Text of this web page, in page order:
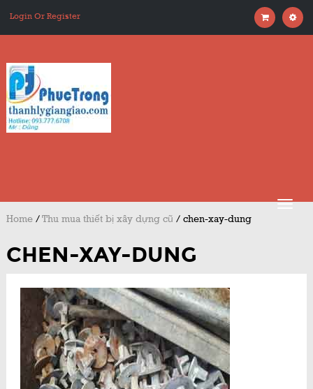
Login Or Register
Home /Thu mua thiết bị xây dựng cũ / chen-xay-dung
CHEN-XAY-DUNG